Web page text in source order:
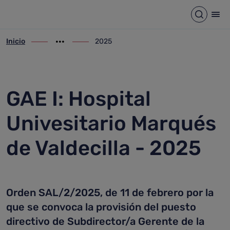
Abrir
ir-a inicio
Inicio
Mostrar opciones del camino de migas
ir-a 2025
2025
GAE I: Hospital
Univesitario Marqués
de Valdecilla - 2025
Orden SAL/2/2025, de 11 de febrero por la
que se convoca la provisión del puesto
directivo de Subdirector/a Gerente de la